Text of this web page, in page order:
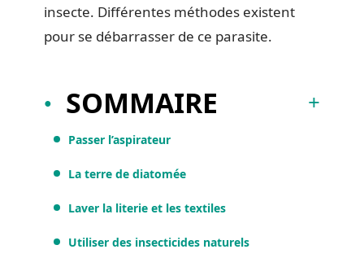
insecte. Différentes méthodes existent
pour se débarrasser de ce parasite.
SOMMAIRE
Passer l’aspirateur
La terre de diatomée
Laver la literie et les textiles
Utiliser des insecticides naturels